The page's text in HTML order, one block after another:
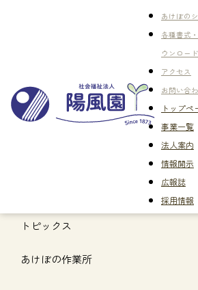
あけぼの
各種書式
ウンロード
アクセス
お問い合
トップペ
事業一覧
法人案内
情報開示
広報誌
採用情報
トピックス
あけぼの作業所